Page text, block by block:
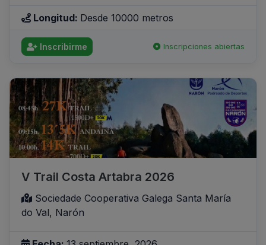
Longitud: Desde 10000 metros
Inscribirme Inscripciones abiertas
V Trail Costa Artabra 2026
Sociedade Cooperativa Galega Santa María
do Val, Narón